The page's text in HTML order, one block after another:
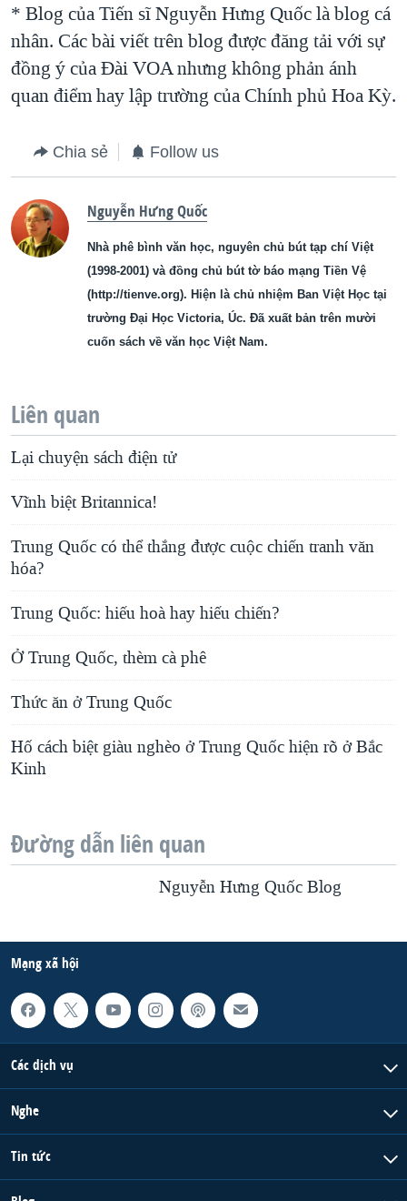
* Blog của Tiến sĩ Nguyễn Hưng Quốc là blog cá
nhân. Các bài viết trên blog được đăng tải với sự
đồng ý của Ðài VOA nhưng không phản ánh
quan điểm hay lập trường của Chính phủ Hoa Kỳ.
Chia sẻ Follow us
Nguyễn Hưng Quốc
Nhà phê bình văn học, nguyên chủ bút tạp chí Việt
(1998-2001) và đồng chủ bút tờ báo mạng Tiền Vệ
(http://tienve.org). Hiện là chủ nhiệm Ban Việt Học tại
trường Đại Học Victoria, Úc. Đã xuất bản trên mười
cuốn sách về văn học Việt Nam.
Liên quan
Lại chuyện sách điện tử
Vĩnh biệt Britannica!
Trung Quốc có thể thắng được cuộc chiến tranh văn
hóa?
Trung Quốc: hiếu hoà hay hiếu chiến?
Ở Trung Quốc, thèm cà phê
Thức ăn ở Trung Quốc
Hố cách biệt giàu nghèo ở Trung Quốc hiện rõ ở Bắc
Kinh
Đường dẫn liên quan
Nguyễn Hưng Quốc Blog
Mạng xã hội
Các dịch vụ
Nghe
Tin tức